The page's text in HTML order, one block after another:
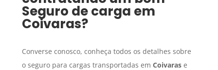
Seguro de carga em
Coivaras?
Converse conosco, conheça todos os detalhes sobre
o seguro para cargas transportadas em Coivarase